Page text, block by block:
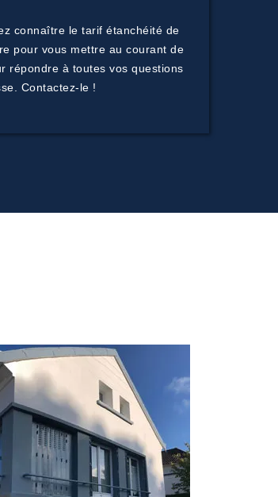
connaître le tarif étanchéité de
pour vous mettre au courant de
répondre à toutes vos questions
Contactez-le !